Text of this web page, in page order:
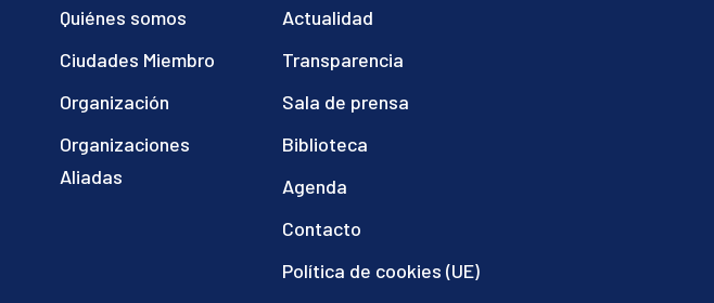
Quiénes somos
Ciudades Miembro
Organización
Organizaciones
Aliadas
Actualidad
Transparencia
Sala de prensa
Biblioteca
Agenda
Contacto
Política de cookies (UE)